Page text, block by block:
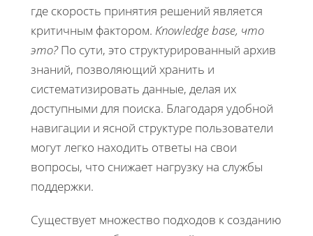
где скорость принятия решений является
критичным фактором. Knowledge base, что
это?По сути, это структурированный архив
знаний, позволяющий хранить и
систематизировать данные, делая их
доступными для поиска. Благодаря удобной
навигации и ясной структуре пользователи
могут легко находить ответы на свои
вопросы, что снижает нагрузку на службы
поддержки.
Существует множество подходов к созданию